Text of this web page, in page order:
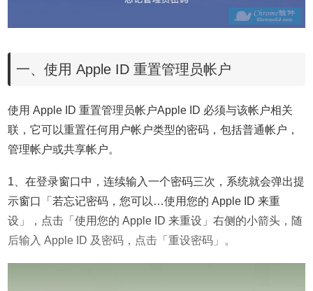
一、使用 Apple ID 重置管理员帐户
使用 Apple ID 重置管理员帐户Apple ID 必须与该帐户相关
联，它可以重置任何用户帐户类型的密码，包括普通帐户，
管理帐户或共享帐户。
1、在登录窗口中，连续输入一个密码三次，系统就会弹出提
示窗口「若忘记密码，您可以…使用您的 Apple ID 来重
设」，点击「使用您的 Apple ID 来重设」右侧的小箭头，随
后输入 Apple ID 及密码，点击「重设密码」。